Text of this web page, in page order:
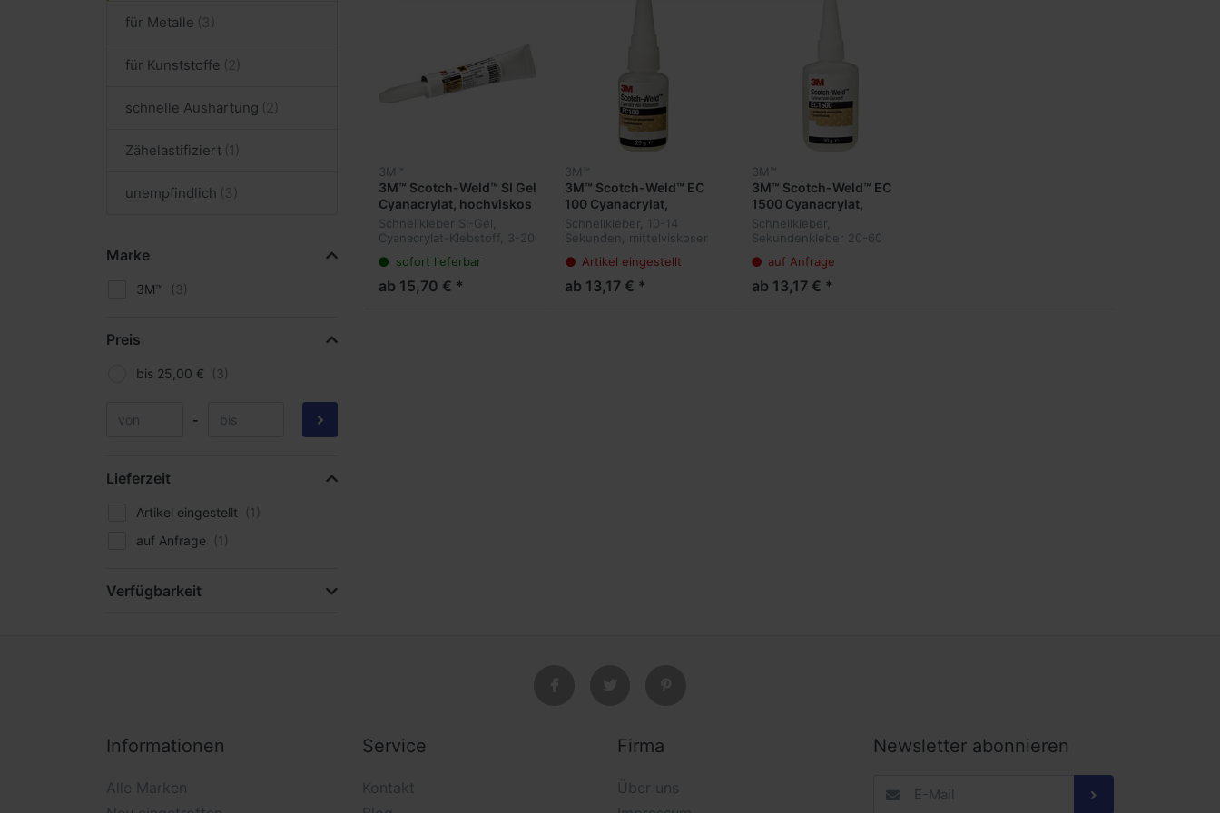
für Metalle
für Kunststoffe
schnelle Aushärtung
Zähelastifiziert
unempfindlich
Marke
3M™
Preis
bis 25,00 €
-
Lieferzeit
Artikel eingestellt
auf Anfrage
Verfügbarkeit
3M™
3M™ Scotch-Weld™ SI Gel
Cyanacrylat, hochviskos
Schnellkleber SI-Gel,
Cyanacrylat-Klebstoff, 3-20
Verhalten, hochviskos, fein
dosierbar, Universalkleber
sofort lieferbar
ab 15,70 € *
3M™
3M™ Scotch-Weld™ EC
100 Cyanacrylat,
mittelviskos
Schnellkleber, 10-14
Sekunden, mittelviskoser
Ethylcyanacrylatbasis
Artikel eingestellt
ab 13,17 € *
3M™
3M™ Scotch-Weld™ EC
1500 Cyanacrylat,
hochviskos
Schnellkleber,
Sekundenkleber 20-60
Klebstoff auf
Ethylcyanacrylatbasis.
auf Anfrage
ab 13,17 € *
Informationen
Alle Marken
Service
Kontakt
Firma
Über uns
Newsletter abonnieren